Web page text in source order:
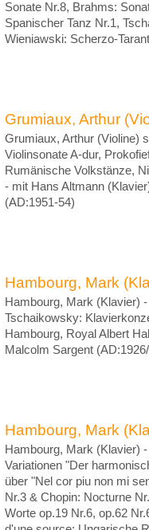
Sonate Nr.8, Brahms:
Spanischer Tanz Nr.1,
Wieniawski: Scherzo-
Grumiaux, Arthur
Grumiaux, Arthur (Violine)
Violinsonate A-dur,
Rumänische Volkstänze,
- mit Hans Altmann
(AD:1951-54)
Hambourg, Mark
Hambourg, Mark (Klavier)
Tschaikowsky:
Hambourg, Royal Albert
Malcolm Sargent
Hambourg, Mark
Hambourg, Mark (Klavier)
Variationen "Der
über "Nel cor piu non mi
Nr.3 & Chopin: Nocturne
Worte op.19 Nr.6, op.62